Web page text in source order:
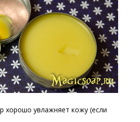
хорошо увлажняет кожу (если